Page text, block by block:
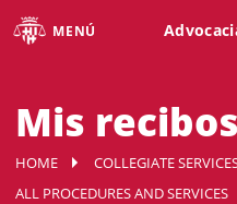
MENÚ
Mis
HOME
COLLEGIATE
ALL PROCEDURES AND SERVICES